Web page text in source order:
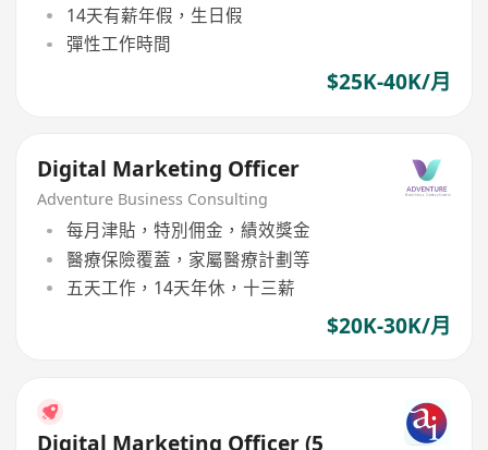
14天有薪年假，生日假
彈性工作時間
$25K-40K/月
Digital Marketing Officer
Adventure Business Consulting
每月津貼，特別佣金，績效獎金
醫療保險覆蓋，家屬醫療計劃等
五天工作，14天年休，十三薪
$20K-30K/月
Digital Marketing Officer (5